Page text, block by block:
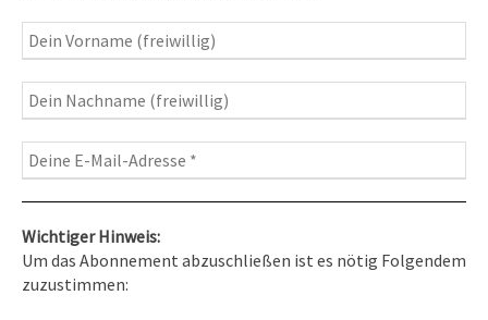
Wichtiger Hinweis:
Um das Abonnement abzuschließen ist es nötig Folgendem
zuzustimmen:
Fotografie– Fotoblog, Kalender, Workshops
Kontakt